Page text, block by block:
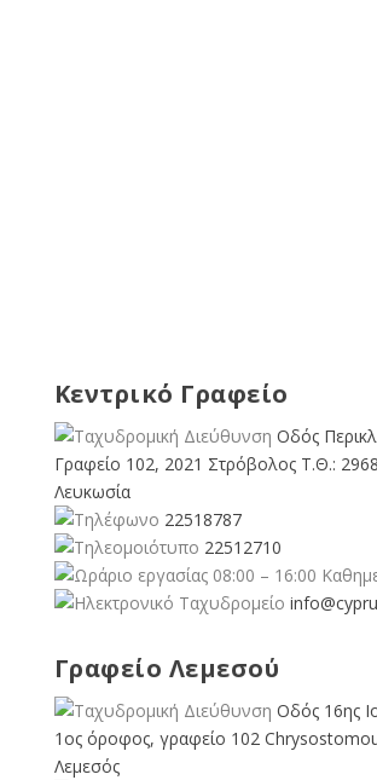
Κεντρικό Γραφείο
Οδός
Γραφείο 102, 2021 Στρόβολος Τ.Θ.:
Λευκωσία
22518787
22512710
08:00 – 16:00
Γραφείο Λεμεσού
Οδός 16ης
1ος όροφος, γραφείο 102
Λεμεσός